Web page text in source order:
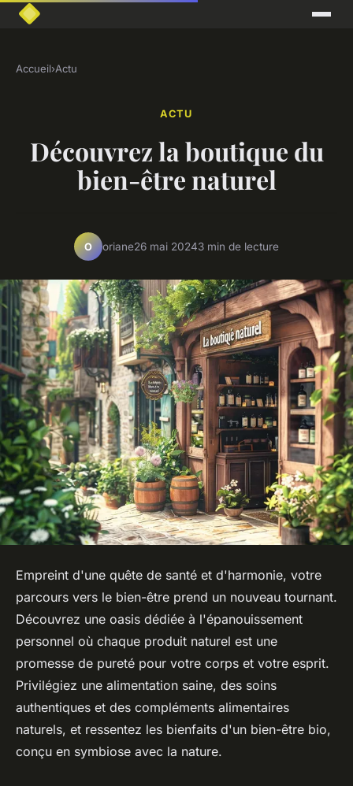
Accueil›Actu
ACTU
Découvrez la boutique du
bien-être naturel
O oriane26 mai 20243 min de lecture
Empreint d'une quête de santé et d'harmonie, votre
parcours vers le bien-être prend un nouveau tournant.
Découvrez une oasis dédiée à l'épanouissement
personnel où chaque produit naturel est une
promesse de pureté pour votre corps et votre esprit.
Privilégiez une alimentation saine, des soins
authentiques et des compléments alimentaires
naturels, et ressentez les bienfaits d'un bien-être bio,
conçu en symbiose avec la nature.